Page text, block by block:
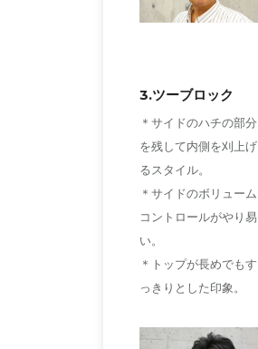
3.ツーブロック
＊サイドのハチの部分
を残して内側を刈上げ
るスタイル。
＊サイドのボリューム
コントロールがやり易
い。
＊トップが長めでもす
っきりとした印象。